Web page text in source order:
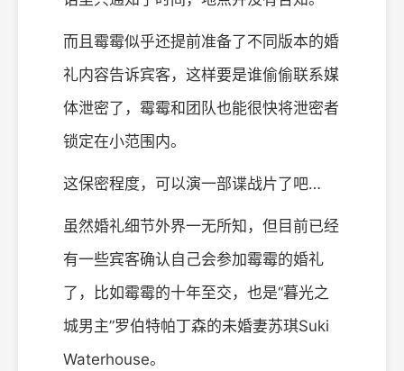
而且霉霉似乎还提前准备了不同版本的婚
礼内容告诉宾客，这样要是谁偷偷联系媒
体泄密了，霉霉和团队也能很快将泄密者
锁定在小范围内。
这保密程度，可以演一部谍战片了吧…
虽然婚礼细节外界一无所知，但目前已经
有一些宾客确认自己会参加霉霉的婚礼
了，比如霉霉的十年至交，也是“暮光之
城男主”罗伯特帕丁森的未婚妻苏琪Suki
Waterhouse。